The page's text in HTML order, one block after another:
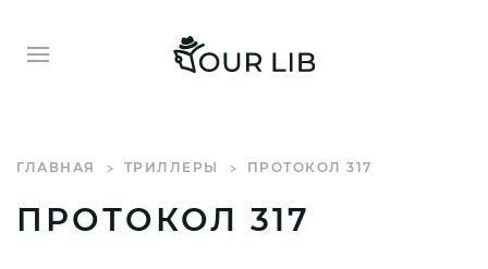
ГЛАВНАЯ ТРИЛЛЕРЫ ПРОТОКОЛ 317
ПРОТОКОЛ 317